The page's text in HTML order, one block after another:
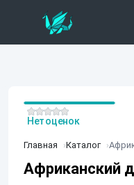
Главная Каталог
Африканский
Нет оценок